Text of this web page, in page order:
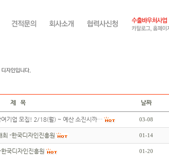
제 목 날짜
기업 모집! 2/18(월) ~ 예산 소진시까… 03-08
-한국디자인진흥원 01-14
국디자인진흥원 01-20